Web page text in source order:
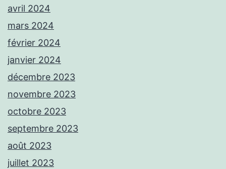
avril 2024
mars 2024
février 2024
janvier 2024
décembre 2023
novembre 2023
octobre 2023
septembre 2023
août 2023
juillet 2023